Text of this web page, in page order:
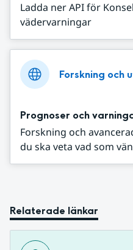
Ladda ner API för
vädervarningar
Forskning och
Prognoser och
Forskning och
du ska veta vad som
Relaterade länkar